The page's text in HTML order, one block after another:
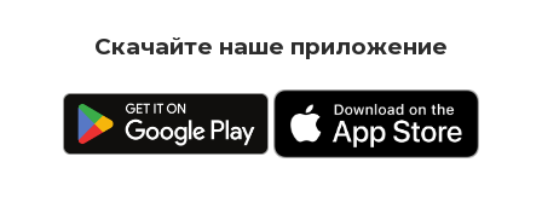
Скачайте наше приложение